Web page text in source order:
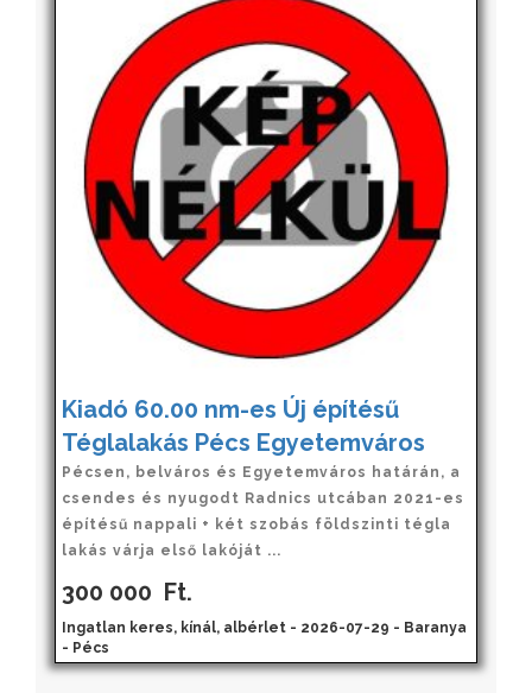
Kiadó 60.00 nm-es Új építésű
Téglalakás Pécs Egyetemváros
Pécsen, belváros és Egyetemváros határán, a
csendes és nyugodt Radnics utcában 2021-es
építésű nappali + két szobás földszinti tégla
lakás várja első lakóját ...
300 000 Ft.
Ingatlan keres, kínál, albérlet - 2026-07-29 - Baranya
- Pécs